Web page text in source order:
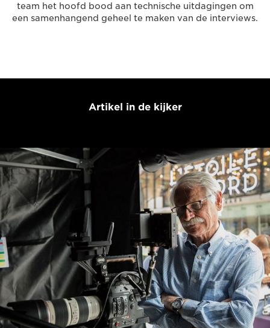
team het hoofd bood aan technische uitdagingen om
een samenhangend geheel te maken van de interviews.
Artikel in de kijker